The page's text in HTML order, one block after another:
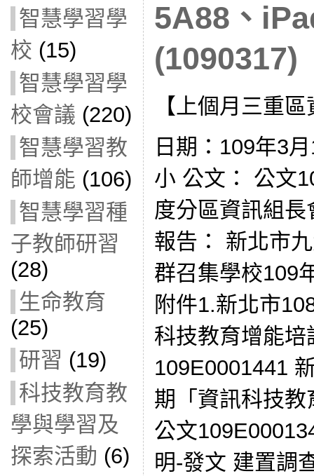
智慧學習學
校 (15)
智慧學習學
校會議 (220)
智慧學習教
師增能 (106)
智慧學習種
子教師研習
(28)
生命教育
(25)
研習 (19)
科技教育教
學與學習及
探索活動 (6)
5A88、
(1090317)
【上個月三重
日期：109年3
小 公文： 公文
度分區資訊組
報告： 新北市
群召集學校109
附件1.新北市
科技教育增能
109E0001441
期「資訊科技
公文
明-發文 建置調